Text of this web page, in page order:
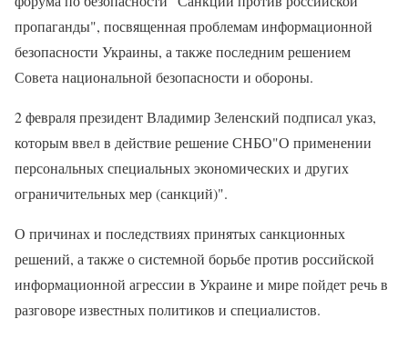
пропаганды", посвященная проблемам информационной
безопасности Украины, а также последним решением
Совета национальной безопасности и обороны.
2 февраля президент Владимир Зеленский подписал указ,
которым ввел в действие решение СНБО"О применении
персональных специальных экономических и других
ограничительных мер (санкций)".
О причинах и последствиях принятых санкционных
решений, а также о системной борьбе против российской
информационной агрессии в Украине и мире пойдет речь в
разговоре известных политиков и специалистов.